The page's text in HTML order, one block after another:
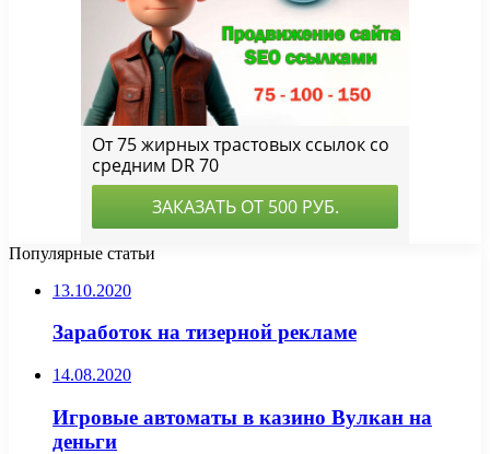
Популярные статьи
13.10.2020
Заработок на тизерной рекламе
14.08.2020
Игровые автоматы в казино Вулкан на
деньги